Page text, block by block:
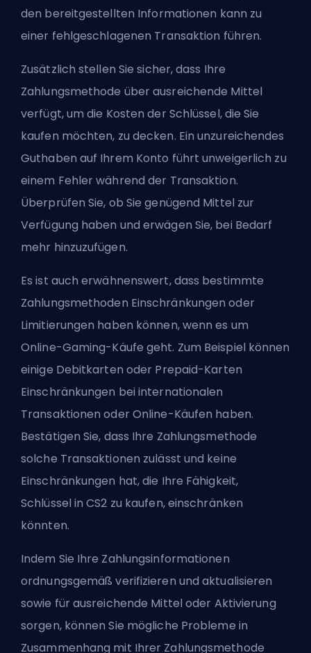
den bereitgestellten Informationen kann zu
einer fehlgeschlagenen Transaktion führen.
Zusätzlich stellen Sie sicher, dass Ihre
Zahlungsmethode über ausreichende Mittel
verfügt, um die Kosten der Schlüssel, die Sie
kaufen möchten, zu decken. Ein unzureichendes
Guthaben auf Ihrem Konto führt unweigerlich zu
einem Fehler während der Transaktion.
Überprüfen Sie, ob Sie genügend Mittel zur
Verfügung haben und erwägen Sie, bei Bedarf
mehr hinzuzufügen.
Es ist auch erwähnenswert, dass bestimmte
Zahlungsmethoden Einschränkungen oder
Limitierungen haben können, wenn es um
Online-Gaming-Käufe geht. Zum Beispiel können
einige Debitkarten oder Prepaid-Karten
Einschränkungen bei internationalen
Transaktionen oder Online-Käufen haben.
Bestätigen Sie, dass Ihre Zahlungsmethode
solche Transaktionen zulässt und keine
Einschränkungen hat, die Ihre Fähigkeit,
Schlüssel in CS2 zu kaufen, einschränken
könnten.
Indem Sie Ihre Zahlungsinformationen
ordnungsgemäß verifizieren und aktualisieren
sowie für ausreichende Mittel oder Aktivierung
sorgen, können Sie mögliche Probleme in
Zusammenhang mit Ihrer Zahlungsmethode